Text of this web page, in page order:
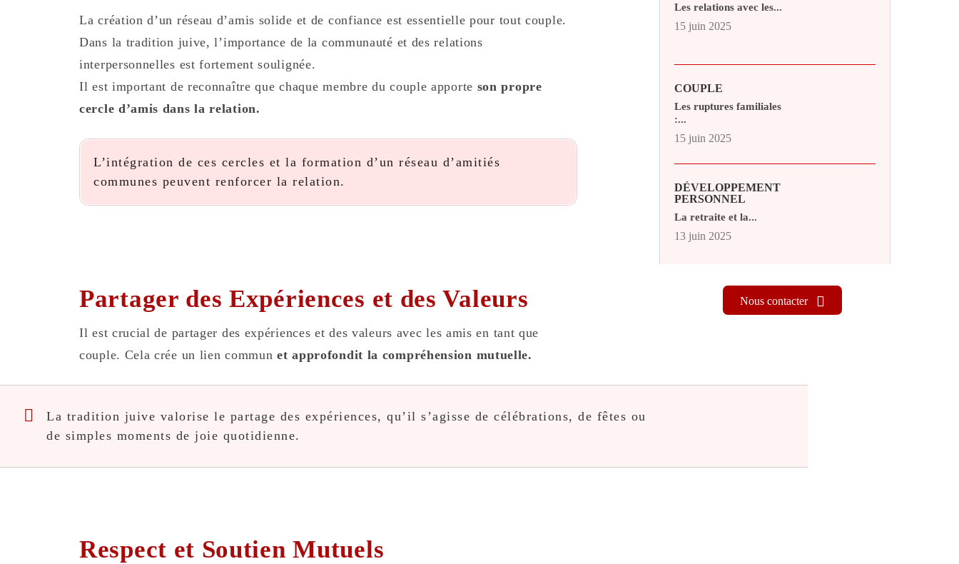
La création d’un réseau d’amis solide et de confiance est essentielle pour tout couple.
Dans la tradition juive, l’importance de la communauté et des relations
interpersonnelles est fortement soulignée.
Il est important de reconnaître que chaque membre du couple apporte son propre
cercle d’amis dans la relation.
L’intégration de ces cercles et la formation d’un réseau d’amitiés
communes peuvent renforcer la relation.
Partager des Expériences et des Valeurs
Il est crucial de partager des expériences et des valeurs avec les amis en tant que
couple. Cela crée un lien communet approfondit la compréhension mutuelle.
La tradition juive valorise le partage des expériences, qu’il s’agisse de célébrations, de fêtes ou
de simples moments de joie quotidienne.
Respect et Soutien Mutuels
Les relations avec les...
15 juin 2025
COUPLE
Les ruptures familiales
:...
15 juin 2025
DÉVELOPPEMENT
PERSONNEL
La retraite et la...
13 juin 2025
Nous contacter